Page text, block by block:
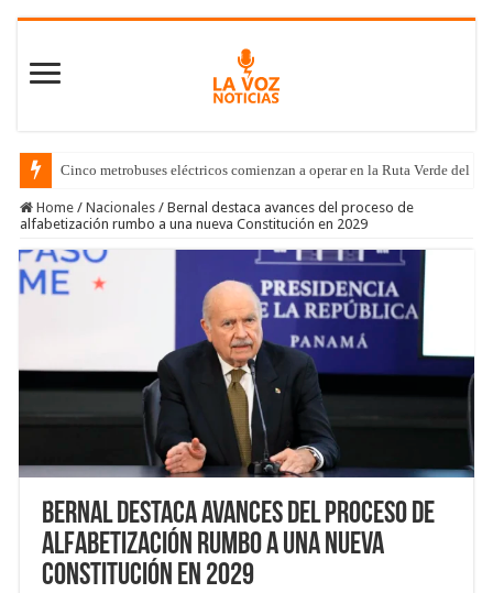
Cinco metrobuses eléctricos comienzan a operar en la Ruta Verde del
Home / Nacionales / Bernal destaca avances del proceso de
alfabetización rumbo a una nueva Constitución en 2029
Bernal destaca avances del proceso de
alfabetización rumbo a una nueva
Constitución en 2029